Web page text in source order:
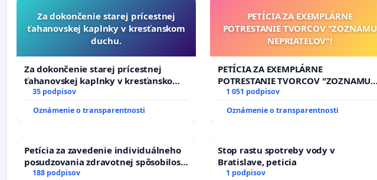
Za dokončenie starej prícestnej
ťahanovskej kaplnky v kresťanskom
duchu.
Za dokončenie starej prícestnej
ťahanovskej kaplnky v kresťanskom
duchu.
35 podpisov
Oznámenie o transparentnosti
PETÍCIA ZA EXEMPLÁRNE
POTRESTANIE TVORCOV "ZOZNAMU
NEPRIATEĽOV"!
PETÍCIA ZA EXEMPLÁRNE
POTRESTANIE TVORCOV "ZOZNAMU
NEPRIATEĽOV"!
1 051 podpisov
Oznámenie o transparentnosti
Petícia za zavedenie individuálneho
posudzovania zdravotnej spôsobilosti
osôb s diabetom 1. a 2. typu pri
188 podpisov
Stop rastu spotreby vody v
Bratislave, peticia
1 podpisov